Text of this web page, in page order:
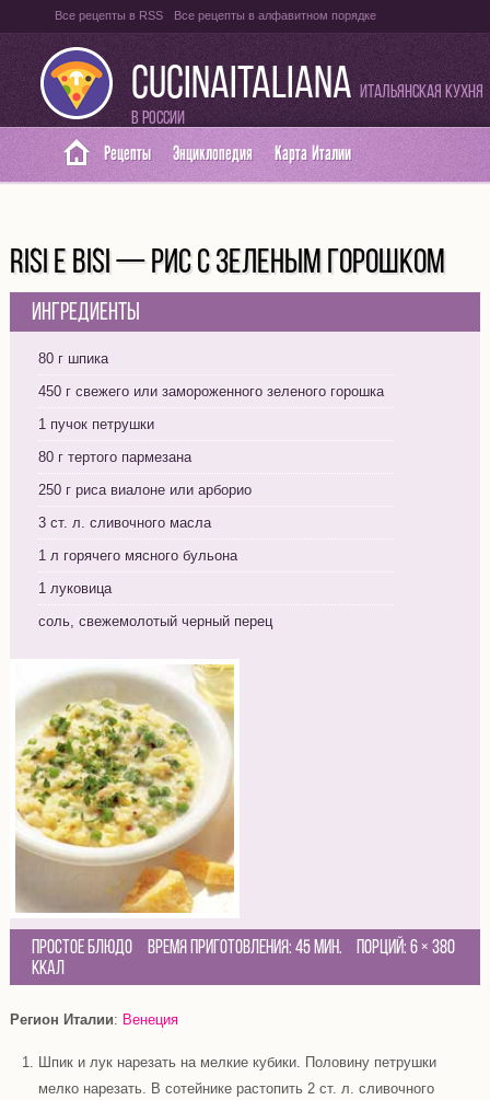
Все рецепты в RSS Все рецепты в алфавитном порядке
Оглавление на итальянском языке Карта сайта
CUCINAITALIANA Итальянская кухня
в России
Рецепты Энциклопедия Карта Италии
RISI E BISI — РИС С ЗЕЛЕНЫМ ГОРОШКОМ
Ингредиенты
80 г шпика
450 г свежего или замороженного зеленого горошка
1 пучок петрушки
80 г тертого пармезана
250 г риса виалоне или арборио
3 ст. л. сливочного масла
1 л горячего мясного бульона
1 луковица
соль, свежемолотый черный перец
Простое блюдо Время приготовления: 45 мин. Порций: 6 × 380
Ккал
Регион Италии: Венеция
Шпик и лук нарезать на мелкие кубики. Половину петрушки
мелко нарезать. В сотейнике растопить 2 ст. л. сливочного